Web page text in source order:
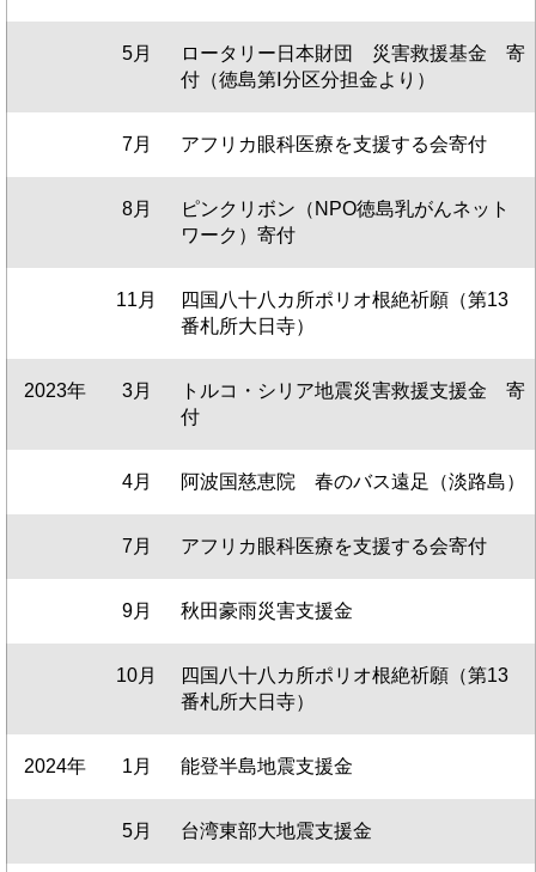
5月
ロータリー日本財団 災害救援基金 寄
付（徳島第Ⅰ分区分担金より）
7月 アフリカ眼科医療を支援する会寄付
8月
ピンクリボン（NPO徳島乳がんネット
ワーク）寄付
11月
四国八十八カ所ポリオ根絶祈願（第13
番札所大日寺）
2023年 3月
トルコ・シリア地震災害救援支援金 寄
付
4月 阿波国慈恵院 春のバス遠足（淡路島）
7月 アフリカ眼科医療を支援する会寄付
9月 秋田豪雨災害支援金
10月
四国八十八カ所ポリオ根絶祈願（第13
番札所大日寺）
2024年 1月 能登半島地震支援金
5月 台湾東部大地震支援金